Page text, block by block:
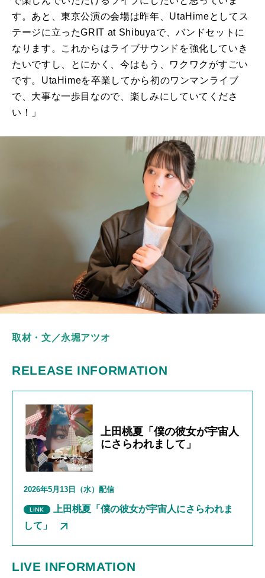
す。あと、東京公演の会場は昨年、 UtaHimeとしてス
テージに立ったGRIT at Shibuyaで、バンドセットに
なります。これからはライブサウンドを強化していき
たいですし、とにかく、今はもう、ワクワクがすごい
です。 UtaHimeを卒業してから初のワンマンライブ
で、大事な一歩目なので、楽しみにしていてくださ
い！」
取材・文／永堀アツオ
RELEASE INFORMATION
上田桃夏「僕の彼女が宇宙人
にさらわれまして」
2026年5月 13 日（水）配信
上田桃夏「僕の彼女が宇宙人にさらわれま
して」
LIVE INFORMATION